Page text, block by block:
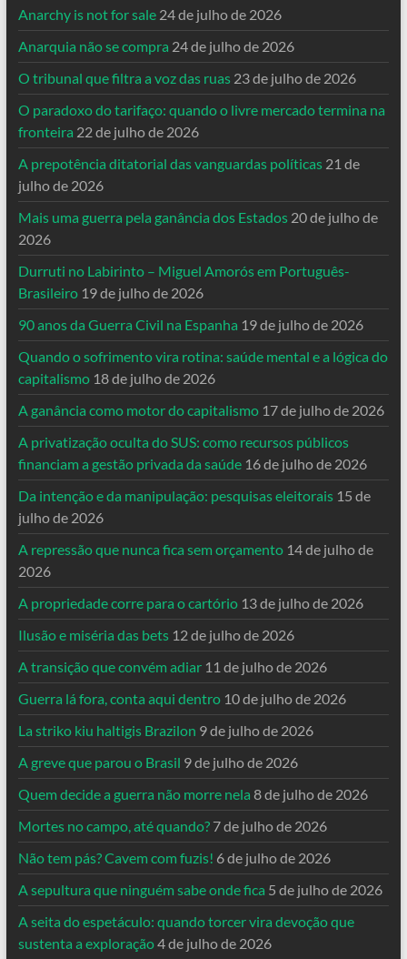
Anarchy is not for sale 24 de julho de 2026
Anarquia não se compra 24 de julho de 2026
O tribunal que filtra a voz das ruas 23 de julho de 2026
O paradoxo do tarifaço: quando o livre mercado termina na
fronteira 22 de julho de 2026
A prepotência ditatorial das vanguardas políticas 21 de
julho de 2026
Mais uma guerra pela ganância dos Estados 20 de julho de
2026
Durruti no Labirinto – Miguel Amorós em Português-
Brasileiro 19 de julho de 2026
90 anos da Guerra Civil na Espanha 19 de julho de 2026
Quando o sofrimento vira rotina: saúde mental e a lógica do
capitalismo 18 de julho de 2026
A ganância como motor do capitalismo 17 de julho de 2026
A privatização oculta do SUS: como recursos públicos
financiam a gestão privada da saúde 16 de julho de 2026
Da intenção e da manipulação: pesquisas eleitorais 15 de
julho de 2026
A repressão que nunca fica sem orçamento 14 de julho de
2026
A propriedade corre para o cartório 13 de julho de 2026
Ilusão e miséria das bets 12 de julho de 2026
A transição que convém adiar 11 de julho de 2026
Guerra lá fora, conta aqui dentro 10 de julho de 2026
La striko kiu haltigis Brazilon 9 de julho de 2026
A greve que parou o Brasil 9 de julho de 2026
Quem decide a guerra não morre nela 8 de julho de 2026
Mortes no campo, até quando? 7 de julho de 2026
Não tem pás? Cavem com fuzis! 6 de julho de 2026
A sepultura que ninguém sabe onde fica 5 de julho de 2026
A seita do espetáculo: quando torcer vira devoção que
sustenta a exploração4 de julho de 2026